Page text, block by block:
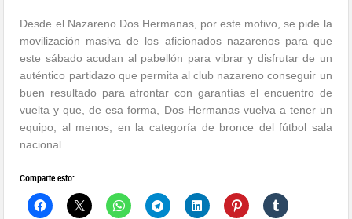
Desde el Nazareno Dos Hermanas, por este motivo, se pide la
movilización masiva de los aficionados nazarenos para que
este sábado acudan al pabellón para vibrar y disfrutar de un
auténtico partidazo que permita al club nazareno conseguir un
buen resultado para afrontar con garantías el encuentro de
vuelta y que, de esa forma, Dos Hermanas vuelva a tener un
equipo, al menos, en la categoría de bronce del fútbol sala
nacional.
Comparte esto: